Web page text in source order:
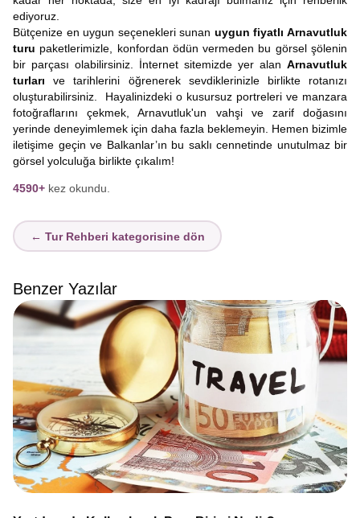
ediyoruz.
Bütçenize en uygun seçenekleri sunan uygun fiyatlı Arnavutluk
turu paketlerimizle, konfordan ödün vermeden bu görsel şölenin
bir parçası olabilirsiniz. İnternet sitemizde yer alan Arnavutluk
turlarıve tarihlerini öğrenerek sevdiklerinizle birlikte rotanızı
oluşturabilirsiniz. Hayalinizdeki o kusursuz portreleri ve manzara
fotoğraflarını çekmek, Arnavutluk'un vahşi ve zarif doğasını
yerinde deneyimlemek için daha fazla beklemeyin. Hemen bizimle
iletişime geçin ve Balkanlar’ın bu saklı cennetinde unutulmaz bir
görsel yolculuğa birlikte çıkalım!
4590+ kez okundu.
← Tur Rehberi kategorisine dön
Benzer Yazılar